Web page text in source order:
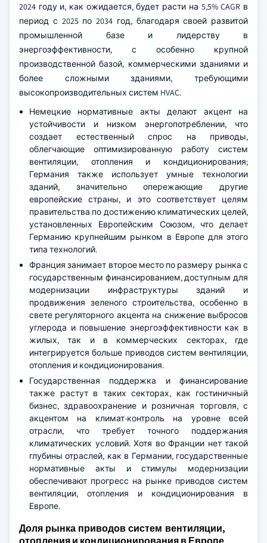
2024 году и, как ожидается, будет расти на 5,5% CAGR в
период с 2025 по 2034 год, благодаря своей развитой
промышленной базе и лидерству в
энергоэффективности, с особенно крупной
производственной базой, коммерческими зданиями и
более сложными зданиями, требующими
высокопроизводительных систем HVAC.
Немецкие нормативные акты делают акцент на
устойчивости и низком энергопотреблении, что
создает естественный спрос на приводы,
облегчающие оптимизированную работу систем
вентиляции, отопления и кондиционирования;
Германия также использует умные технологии
зданий, значительно опережающие другие
европейские страны, и это соответствует целям
правительства по достижению климатических целей,
установленных Европейским Союзом, что делает
Германию крупнейшим рынком в Европе для этого
типа технологий.
Франция занимает второе место по размеру рынка с
государственным финансированием, доступным для
модернизации инфраструктуры зданий и
продвижения зеленого строительства, особенно в
свете регуляторного акцента на снижение выбросов
углерода и повышение энергоэффективности как в
жилых, так и в коммерческих секторах, где
интегрируется больше приводов систем вентиляции,
отопления и кондиционирования.
Государственная поддержка и финансирование
также растут в таких секторах, как гостиничный
бизнес, здравоохранение и розничная торговля, с
акцентом на климат-контроль на уровне всей
отрасли, что требует точного поддержания
климатических условий. Хотя во Франции нет такой
глубины отраслей, как в Германии, государственные
нормативные акты и стимулы модернизации
обеспечивают прогресс на рынке приводов систем
вентиляции, отопления и кондиционирования в
Европе.
Доля рынка приводов систем вентиляции,